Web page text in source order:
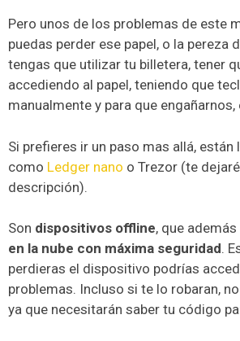
Pero unos de los problemas de este
puedas perder ese papel, o la pereza
tengas que utilizar tu billetera, tener
accediendo al papel, teniendo que
manualmente y para que
Si prefieres ir un paso mas allá, están
como Ledger nano o Trezor (te
descripción).
Son dispositivos offline, que
en la nube con máxima seguridad.
perdieras el dispositivo podrías
problemas. Incluso si te lo robaran,
ya que necesitarán saber tu código